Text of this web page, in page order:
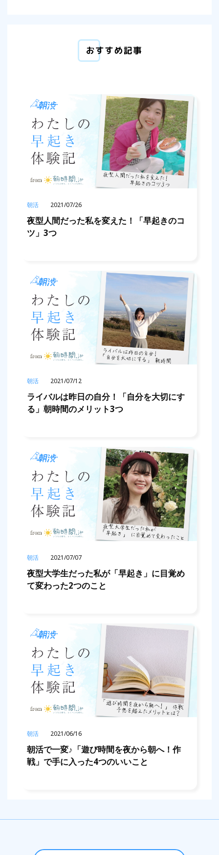
朝活 2021/07/26
夜型人間だった私を変えた！「早起きのコ
ツ」3つ
朝活 2021/07/12
ライバルは昨日の自分！「自分を大切にす
る」朝時間のメリット3つ
朝活 2021/07/07
夜型大学生だった私が「早起き」に目覚め
て変わった2つのこと
朝活 2021/06/16
朝活で一変♪「遊び時間を夜から朝へ！作
戦」で手に入った4つのいいこと